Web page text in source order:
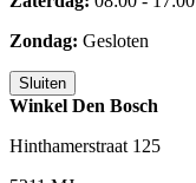
Zondag: Gesloten
Sluiten
Winkel Den Bosch
Hinthamerstraat 125